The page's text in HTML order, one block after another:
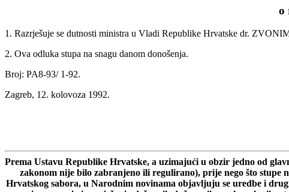
o
1. Razrješuje se dutnosti ministra u Vladi Republike Hrvatske dr.
2. Ova odluka stupa na snagu danom donošenja.
Broj: PA8-93/ 1-92.
Zagreb, 12. kolovoza 1992.
Prema Ustavu Republike Hrvatske, a uzimajući u obzir jedno od
zakonom nije bilo zabranjeno ili regulirano), prije nego što
Hrvatskog sabora, u Narodnim novinama objavljuju se uredbe i